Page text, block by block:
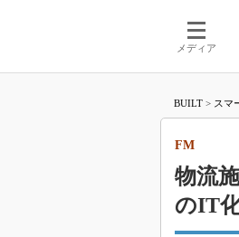
メディア
BUILT > スマ
物流
のIT
FM